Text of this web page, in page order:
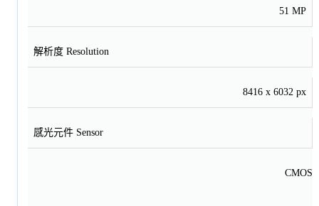
51 MP
解析度 Resolution
8416 x 6032 px
感光元件 Sensor
CMOS